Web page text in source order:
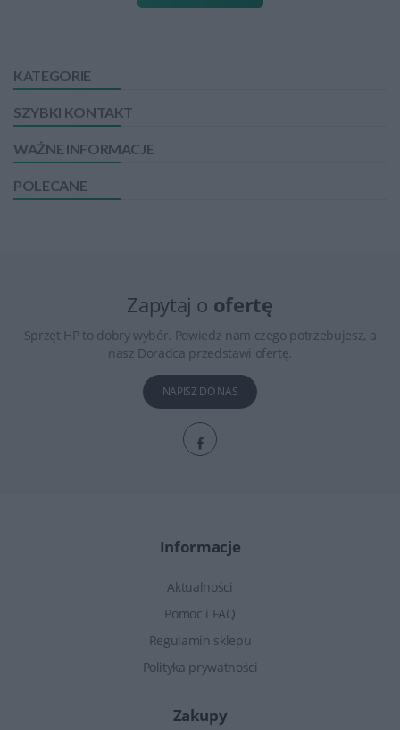
KATEGORIE
SZYBKI KONTAKT
WAŻNE INFORMACJE
POLECANE
Zapytaj o ofertę
Sprzęt HP to dobry wybór. Powiedz nam czego potrzebujesz, a
nasz Doradca przedstawi ofertę.
NAPISZ DO NAS
Informacje
Aktualności
Pomoc i FAQ
Regulamin sklepu
Polityka prywatności
Zakupy